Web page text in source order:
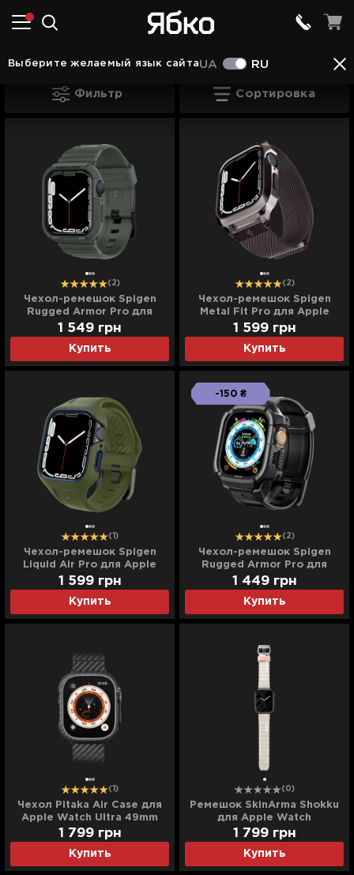
Выберите желаемый язык сайтаUA RU
Аксессуары Ивано-Франковске Корпуса для
Корпуса для Watch Ивано-Франковске
Фильтр Сортировка
(2)
Чехол-ремешок Spigen
Rugged Armor Pro для
Apple Watch 44/45mm
(Military Green)
Купить
1 549 грн
(2)
Чехол-ремешок Spigen
Metal Fit Pro для Apple
Watch 44/45mm (Graphite)
Купить
1 599 грн
(1)
Чехол-ремешок Spigen
Liquid Air Pro для Apple
Watch 45mm (Moss Green)
Купить
1 599 грн
-150 ₴
(2)
Чехол-ремешок Spigen
Rugged Armor Pro для
Apple Watch 49 mm (Black)
Купить
1 449 грн
(1)
Чехол Pitaka Air Case для
Apple Watch Ultra 49mm
Купить
1 799 грн
(0)
Ремешок SkinArma Shokku
для Apple Watch
44/45/46/49mm (Frost)
Купить
1 799 грн